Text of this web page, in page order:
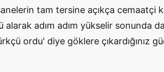
tam tersine açıkça cemaatçi
alarak adım adım yükselir sonunda
ordu' diye göklere çıkardığınız